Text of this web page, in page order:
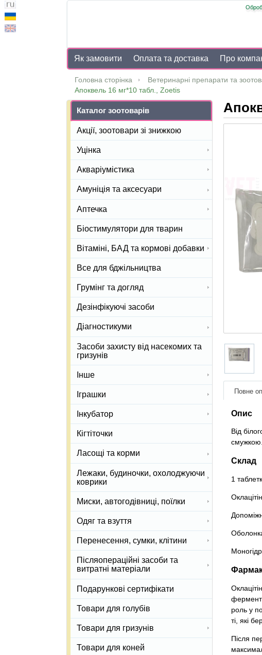
Як замовити Оплата та доставка Про
Головна сторінка Ветеринарні препарати та
Апоквель 16 мг*10 табл., Zoetis
Повне
Опис
Від
смужкою.
Склад
1
роль у
ті, які
Після
Каталог зоотоварів
Акції, зоотовари зі знижкою
Уцінка
Акваріумістика
Амуніція та аксесуари
Аптечка
Біостимулятори для тварин
Вітаміні, БАД та кормові добавки
Все для бджільництва
Грумінг та догляд
Дезінфікуючі засоби
Діагностикуми
Засоби захисту від насекомих та
гризунів
Інше
Іграшки
Інкубатор
Кігтіточки
Ласощі та корми
Лежаки, будиночки, охолоджуючи
коврики
Миски, автогодівниці, поїлки
Одяг та взуття
Перенесення, сумки, клітини
Післяопераційні засоби та
витратні матеріали
Подарункові сертифікати
Товари для голубів
Товари для гризунів
Товари для коней